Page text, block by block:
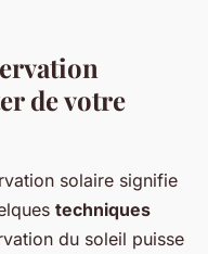
de votre
solaire signifie
techniques
du soleil puisse